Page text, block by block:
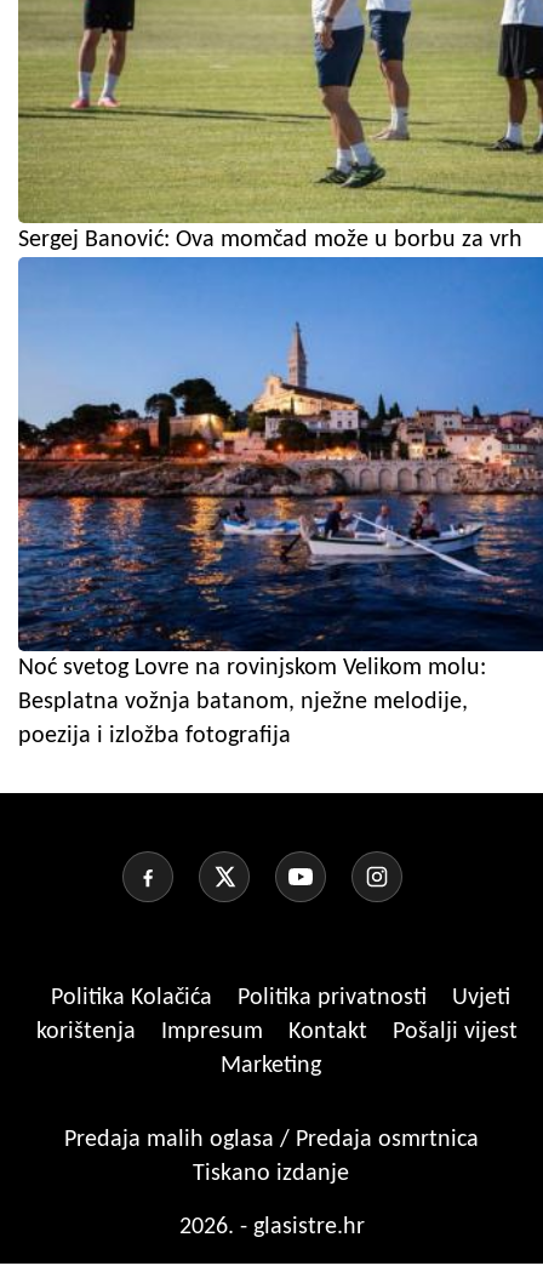
Sergej Banović: Ova momčad može u borbu za vrh
Noć svetog Lovre na rovinjskom Velikom molu:
Besplatna vožnja batanom, nježne melodije,
poezija i izložba fotografija
Politika Kolačića Politika privatnosti
Uvjeti
korištenja
Impresum Kontakt
Pošalji vijest
Marketing
Predaja malih oglasa / Predaja osmrtnica
Tiskano izdanje
2026. - glasistre.hr